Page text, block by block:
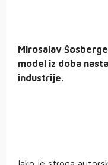
Mirosalav
model iz doba
industrije.